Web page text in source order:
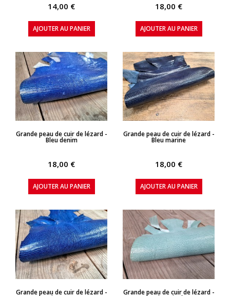
14,00 €
AJOUTER AU PANIER
18,00 €
AJOUTER AU PANIER
APERÇU RAPIDE
Grande peau de cuir de lézard -
Bleu denim
18,00 €
AJOUTER AU PANIER
APERÇU RAPIDE
Grande peau de cuir de lézard -
Bleu marine
18,00 €
AJOUTER AU PANIER
APERÇU RAPIDE
Grande peau de cuir de lézard - APERÇU RAPIDE
Grande peau de cuir de lézard -